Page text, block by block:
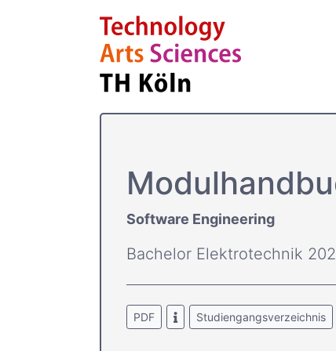
Software Engineering
Bachelor Elektrotechnik
PDF Studiengangsverzeichnis